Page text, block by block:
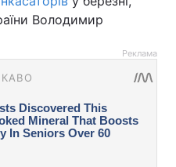
Володимир
Реклама